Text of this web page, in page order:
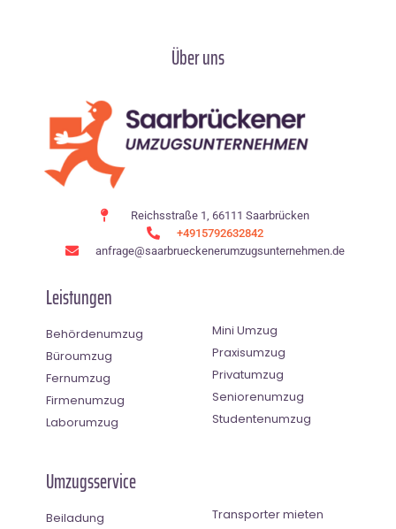
Über uns
Reichsstraße 1, 66111 Saarbrücken
+4915792632842
anfrage@saarbrueckenerumzugsunternehmen.de
Leistungen
Behördenumzug
Büroumzug
Fernumzug
Firmenumzug
Laborumzug
Mini Umzug
Praxisumzug
Privatumzug
Seniorenumzug
Studentenumzug
Umzugsservice
Beiladung
Transporter mieten